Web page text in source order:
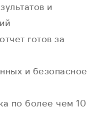
и
готов за
и безопасное
по более чем 10